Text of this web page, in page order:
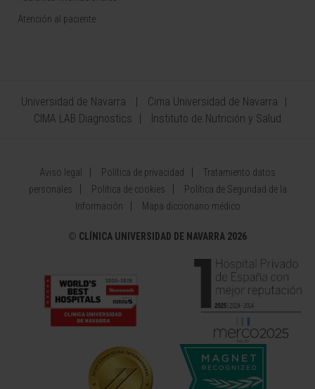
Atención al paciente
Universidad de Navarra
Cima Universidad de Navarra
CIMA LAB Diagnostics
Instituto de Nutrición y Salud
Aviso legal Política de privacidad
Tratamiento datos
personales
Política de cookies
Política de Seguridad de la
Información
Mapa diccionario médico
© CLÍNICA UNIVERSIDAD DE NAVARRA 2026